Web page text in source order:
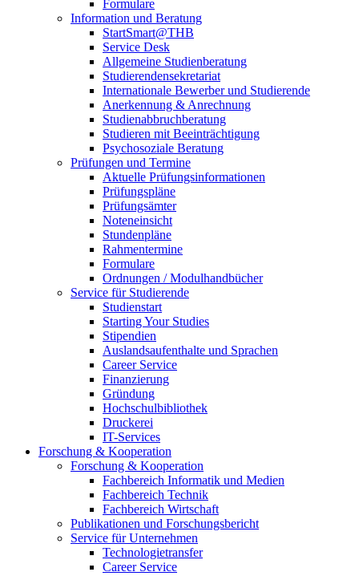
Formulare
Information und Beratung
StartSmart@THB
Service Desk
Allgemeine Studienberatung
Studierendensekretariat
Internationale Bewerber und Studierende
Anerkennung & Anrechnung
Studienabbruchberatung
Studieren mit Beeinträchtigung
Psychosoziale Beratung
Prüfungen und Termine
Aktuelle Prüfungsinformationen
Prüfungspläne
Prüfungsämter
Noteneinsicht
Stundenpläne
Rahmentermine
Formulare
Ordnungen / Modulhandbücher
Service für Studierende
Studienstart
Starting Your Studies
Stipendien
Auslandsaufenthalte und Sprachen
Career Service
Finanzierung
Gründung
Hochschulbibliothek
Druckerei
IT-Services
Forschung & Kooperation
Forschung & Kooperation
Fachbereich Informatik und Medien
Fachbereich Technik
Fachbereich Wirtschaft
Publikationen und Forschungsbericht
Service für Unternehmen
Technologietransfer
Career Service